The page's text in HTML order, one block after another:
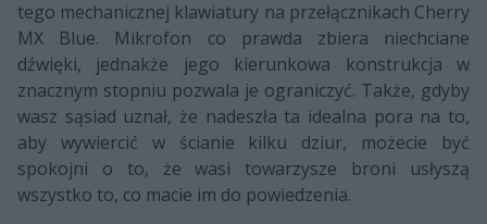
tego mechanicznej klawiatury na przełącznikach Cherry
MX Blue. Mikrofon co prawda zbiera niechciane
dźwięki, jednakże jego kierunkowa konstrukcja w
znacznym stopniu pozwala je ograniczyć. Także, gdyby
wasz sąsiad uznał, że nadeszła ta idealna pora na to,
aby wywiercić w ścianie kilku dziur, możecie być
spokojni o to, że wasi towarzysze broni usłyszą
wszystko to, co macie im do powiedzenia.